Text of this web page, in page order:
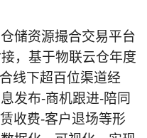
储资源撮合交易平台
，基于物联云仓年度
线下超百位渠道经
发布-商机跟进-陪同
收费-客户退场等形